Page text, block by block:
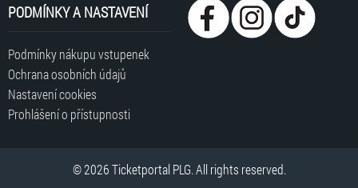
PODMÍNKY A NASTAVENÍ
Podmínky nákupu vstupenek
Ochrana osobních údajů
Nastavení cookies
Prohlášení o přístupnosti
© 2026 Ticketportal PLG. All rights reserved.